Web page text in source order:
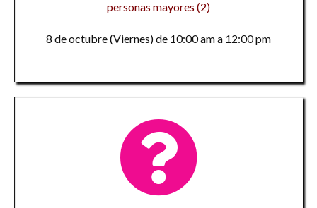
personas mayores (2)
8 de octubre (Viernes) de 10:00 am a 12:00 pm